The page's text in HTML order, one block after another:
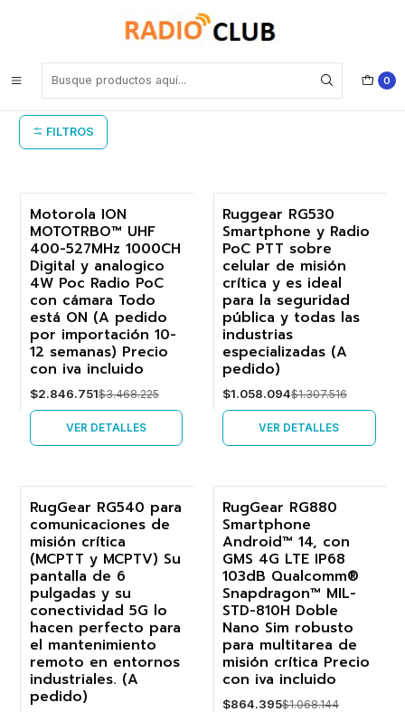
0
Smartphone Rugerizado
FILTROS
-18%
Agotado
Motorola ION
MOTOTRBO™ UHF
400-527MHz 1000CH
Digital y analogico
4W Poc Radio PoC
con cámara Todo
está ON (A pedido
por importación 10-
12 semanas) Precio
con iva incluido
$2.846.751$3.468.225
VER DETALLES
-19%
No disponible
Ruggear RG530
Smartphone y Radio
PoC PTT sobre
celular de misión
crítica y es ideal
para la seguridad
pública y todas las
industrias
especializadas (A
pedido)
$1.058.094$1.307.516
VER DETALLES
-13%
No disponible
RugGear RG540 para
comunicaciones de
misión crítica
(MCPTT y MCPTV) Su
pantalla de 6
pulgadas y su
conectividad 5G lo
hacen perfecto para
el mantenimiento
remoto en entornos
industriales. (A
pedido)
-19%
RugGear RG880
Smartphone
Android™ 14, con
GMS 4G LTE IP68
103dB Qualcomm®
Snapdragon™ MIL-
STD-810H Doble
Nano Sim robusto
para multitarea de
misión crítica Precio
con iva incluido
$864.395$1.068.144